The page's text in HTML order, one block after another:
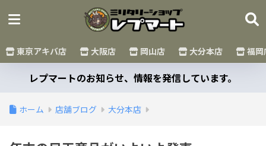
東京アキバ店 大阪店 岡山店 大分本店 福岡
レプマートのお知らせ、情報を発信しています。
ホーム 店舗ブログ 大分本店